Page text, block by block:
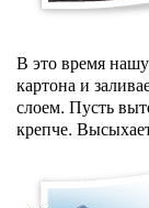
В это время
картона и
слоем. Пусть
крепче.